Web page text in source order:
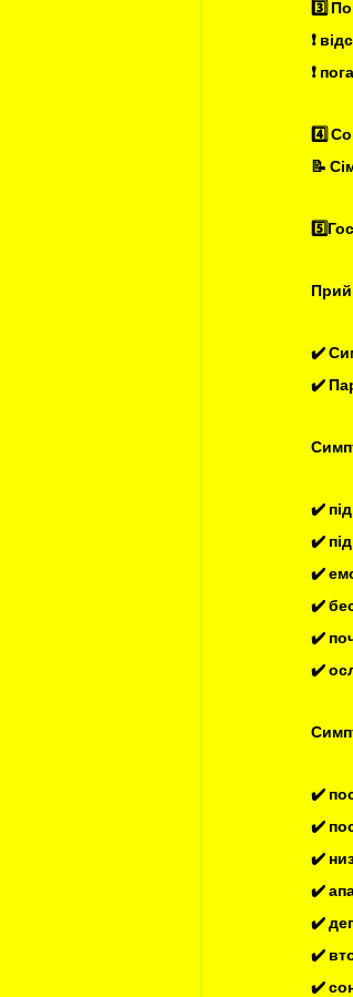
3️⃣
❗️
❗️
4️⃣
📝
✔️
✔️
✔️
✔️
✔️
✔️
✔️
✔️
✔️
✔️
✔️
✔️
✔️
✔️
✔️